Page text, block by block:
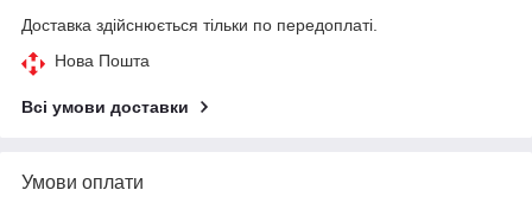
Доставка здійснюється тільки по передоплаті.
Нова Пошта
Всі умови доставки
Умови оплати